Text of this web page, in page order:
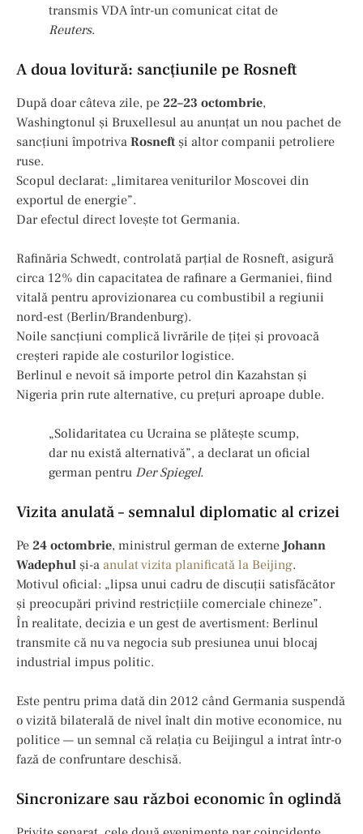
transmis VDA într-un comunicat citat de
Reuters.
A doua lovitură: sancțiunile pe Rosneft
După doar câteva zile, pe 22–23 octombrie,
Washingtonul și Bruxellesul au anunțat un nou pachet de
sancțiuni împotriva Rosneftși altor companii petroliere
ruse.
Scopul declarat: „limitarea veniturilor Moscovei din
exportul de energie”.
Dar efectul direct lovește tot Germania.
Rafinăria Schwedt, controlată parțial de Rosneft, asigură
circa 12% din capacitatea de rafinare a Germaniei, fiind
vitală pentru aprovizionarea cu combustibil a regiunii
nord-est (Berlin/Brandenburg).
Noile sancțiuni complică livrările de țiței și provoacă
creșteri rapide ale costurilor logistice.
Berlinul e nevoit să importe petrol din Kazahstan și
Nigeria prin rute alternative, cu prețuri aproape duble.
„Solidaritatea cu Ucraina se plătește scump,
dar nu există alternativă”, a declarat un oficial
german pentru Der Spiegel.
Vizita anulată – semnalul diplomatic al crizei
Pe 24 octombrie, ministrul german de externe Johann
Wadephul și-a anulat vizita planificată la Beijing.
Motivul oficial: „lipsa unui cadru de discuții satisfăcător
și preocupări privind restricțiile comerciale chineze”.
În realitate, decizia e un gest de avertisment: Berlinul
transmite că nu va negocia sub presiunea unui blocaj
industrial impus politic.
Este pentru prima dată din 2012 când Germania suspendă
o vizită bilaterală de nivel înalt din motive economice, nu
politice — un semnal că relația cu Beijingul a intrat într-o
fază de confruntare deschisă.
Sincronizare sau război economic în oglindă